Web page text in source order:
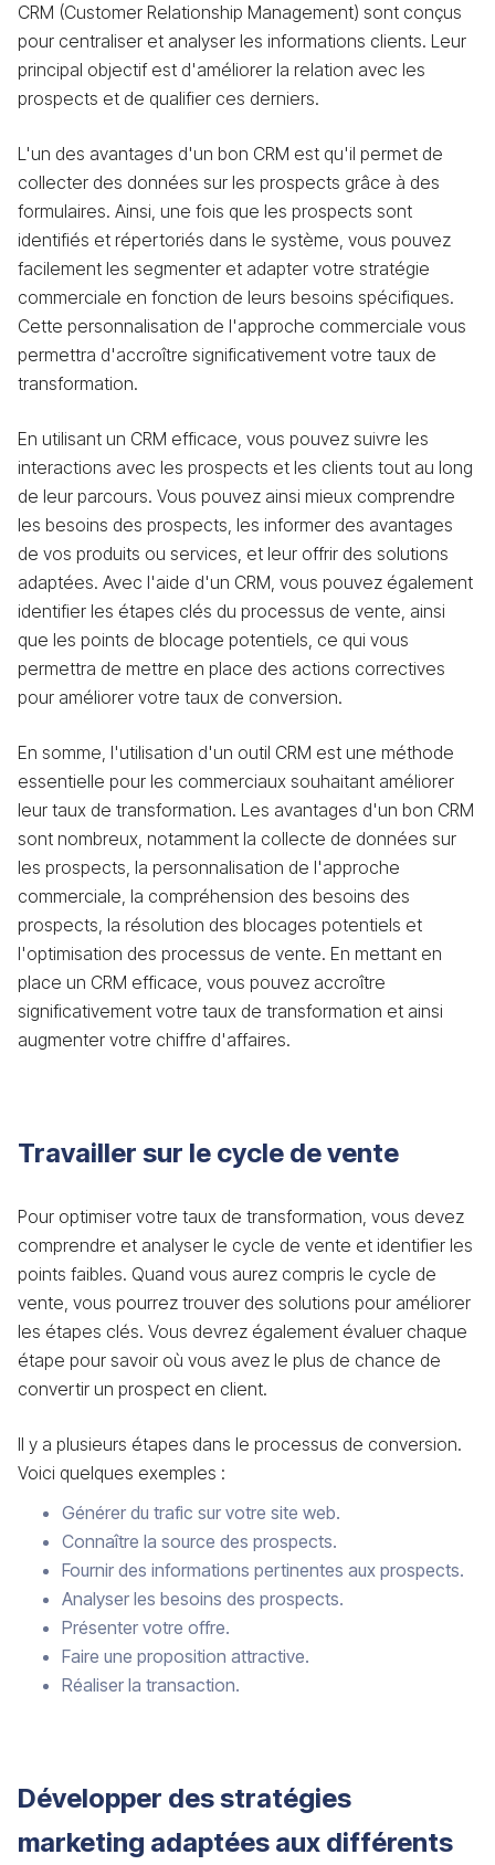
CRM (Customer Relationship Management) sont conçus
pour centraliser et analyser les informations clients. Leur
principal objectif est d'améliorer la relation avec les
prospects et de qualifier ces derniers.
L'un des avantages d'un bon CRM est qu'il permet de
collecter des données sur les prospects grâce à des
formulaires. Ainsi, une fois que les prospects sont
identifiés et répertoriés dans le système, vous pouvez
facilement les segmenter et adapter votre stratégie
commerciale en fonction de leurs besoins spécifiques.
Cette personnalisation de l'approche commerciale vous
permettra d'accroître significativement votre taux de
transformation.
En utilisant un CRM efficace, vous pouvez suivre les
interactions avec les prospects et les clients tout au long
de leur parcours. Vous pouvez ainsi mieux comprendre
les besoins des prospects, les informer des avantages
de vos produits ou services, et leur offrir des solutions
adaptées. Avec l'aide d'un CRM, vous pouvez également
identifier les étapes clés du processus de vente, ainsi
que les points de blocage potentiels, ce qui vous
permettra de mettre en place des actions correctives
pour améliorer votre taux de conversion.
En somme, l'utilisation d'un outil CRM est une méthode
essentielle pour les commerciaux souhaitant améliorer
leur taux de transformation. Les avantages d'un bon CRM
sont nombreux, notamment la collecte de données sur
les prospects, la personnalisation de l'approche
commerciale, la compréhension des besoins des
prospects, la résolution des blocages potentiels et
l'optimisation des processus de vente. En mettant en
place un CRM efficace, vous pouvez accroître
significativement votre taux de transformation et ainsi
augmenter votre chiffre d'affaires.
Travailler sur le cycle de vente
Pour optimiser votre taux de transformation, vous devez
comprendre et analyser le cycle de vente et identifier les
points faibles. Quand vous aurez compris le cycle de
vente, vous pourrez trouver des solutions pour améliorer
les étapes clés. Vous devrez également évaluer chaque
étape pour savoir où vous avez le plus de chance de
convertir un prospect en client.
Il y a plusieurs étapes dans le processus de conversion.
Voici quelques exemples :
Générer du trafic sur votre site web.
Connaître la source des prospects.
Fournir des informations pertinentes aux prospects.
Analyser les besoins des prospects.
Présenter votre offre.
Faire une proposition attractive.
Réaliser la transaction.
Développer des stratégies
marketing adaptées aux différents